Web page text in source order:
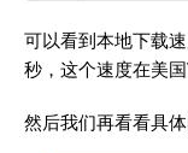
可以看到本地下载
秒，这个速度在美
然后我们再看看具